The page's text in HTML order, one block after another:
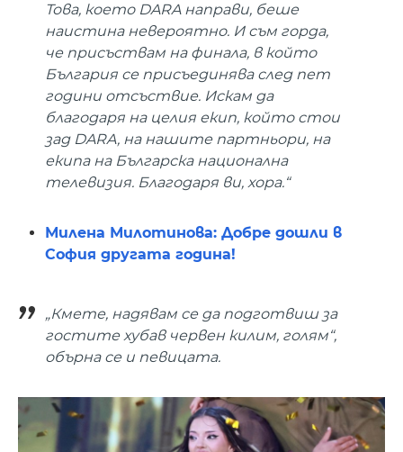
Това, което DARA направи, беше
наистина невероятно. И съм горда,
че присъствам на финала, в който
България се присъединява след пет
години отсъствие. Искам да
благодаря на целия екип, който стои
зад DARA, на нашите партньори, на
екипа на Българска национална
телевизия. Благодаря ви, хора.“
Милена Милотинова: Добре дошли в
София другата година!
„Кмете, надявам се да подготвиш за
гостите хубав червен килим, голям“,
обърна се и певицата.